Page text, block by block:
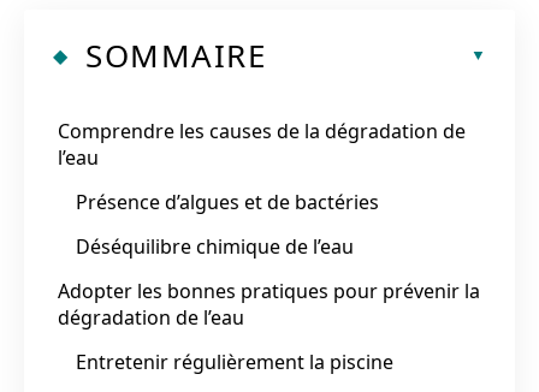
SOMMAIRE
Comprendre les causes de la dégradation de
l’eau
Présence d’algues et de bactéries
Déséquilibre chimique de l’eau
Adopter les bonnes pratiques pour prévenir la
dégradation de l’eau
Entretenir régulièrement la piscine